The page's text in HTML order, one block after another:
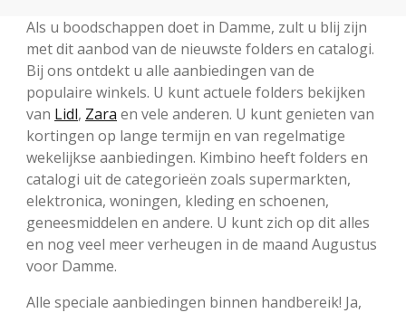
Als u boodschappen doet in Damme, zult u blij zijn
met dit aanbod van de nieuwste folders en catalogi.
Bij ons ontdekt u alle aanbiedingen van de
populaire winkels. U kunt actuele folders bekijken
van Lidl, Zara en vele anderen. U kunt genieten van
kortingen op lange termijn en van regelmatige
wekelijkse aanbiedingen. Kimbino heeft folders en
catalogi uit de categorieën zoals supermarkten,
elektronica, woningen, kleding en schoenen,
geneesmiddelen en andere. U kunt zich op dit alles
en nog veel meer verheugen in de maand Augustus
voor Damme.
Alle speciale aanbiedingen binnen handbereik! Ja,